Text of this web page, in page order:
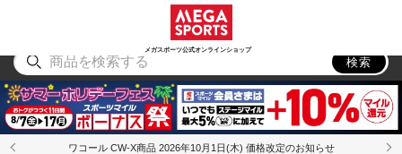
メガスポーツ公式オンラインショップ
アウトドア
検索
ワコール CW-X商品 2026年10月1日(木) 価格改定のお知らせ